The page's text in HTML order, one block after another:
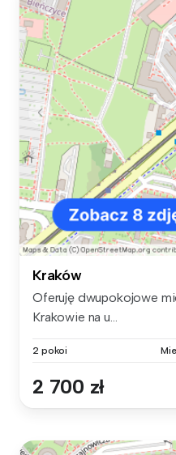
Kraków
Oferuję dwupokojowe
Krakowie na u...
2 pokoi
2 700 zł